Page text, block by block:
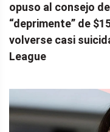
opuso al consejo
“deprimente” de
volverse casi
League